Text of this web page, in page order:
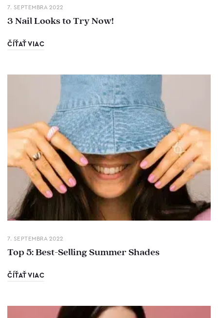
7. SEPTEMBRA 2022
3 Nail Looks to Try Now!
ČÍŤAŤ VIAC
7. SEPTEMBRA 2022
Top 5: Best-Selling Summer Shades
ČÍŤAŤ VIAC